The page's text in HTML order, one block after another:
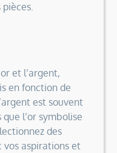
et l’argent,
en fonction de
est souvent
l’or symbolise
des
vos aspirations et